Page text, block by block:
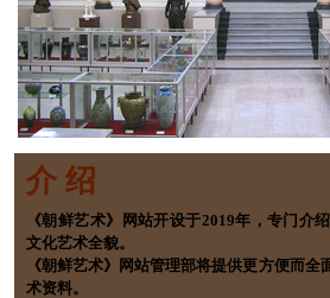
介 绍
《朝鲜艺术》网站开设于2019年，专门介
文化艺术全貌。
《朝鲜艺术》网站管理部将提供更方便而全
术资料。